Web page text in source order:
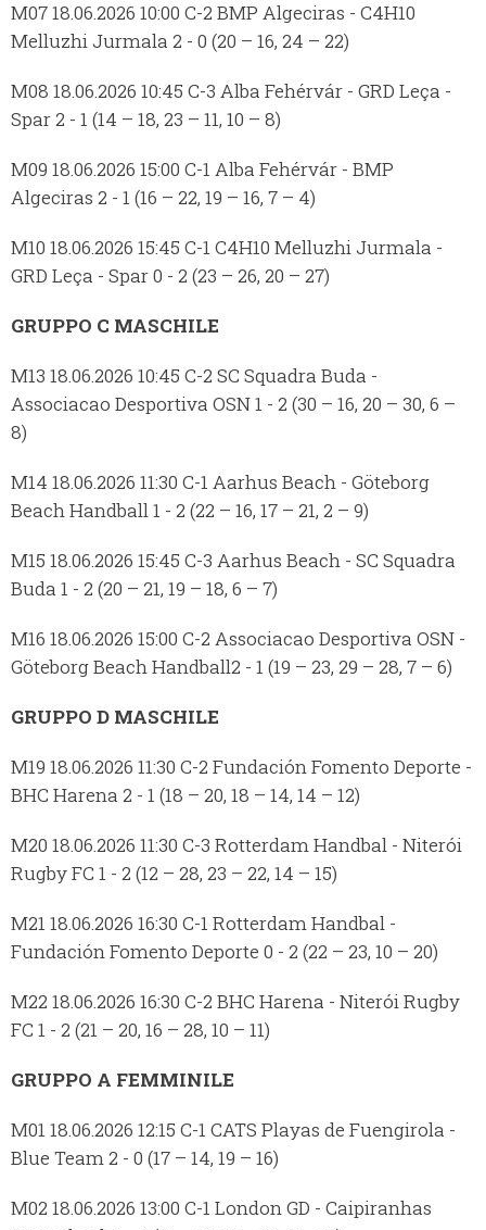
M07 18.06.2026 10:00 C-2 BMP Algeciras - C4H10
Melluzhi Jurmala 2 - 0 (20 – 16, 24 – 22)
M08 18.06.2026 10:45 C-3 Alba Fehérvár - GRD Leça -
Spar 2 - 1 (14 – 18, 23 – 11, 10 – 8)
M09 18.06.2026 15:00 C-1 Alba Fehérvár - BMP
Algeciras 2 - 1 (16 – 22, 19 – 16, 7 – 4)
M10 18.06.2026 15:45 C-1 C4H10 Melluzhi Jurmala -
GRD Leça - Spar 0 - 2 (23 – 26, 20 – 27)
GRUPPO C MASCHILE
M13 18.06.2026 10:45 C-2 SC Squadra Buda -
Associacao Desportiva OSN 1 - 2 (30 – 16, 20 – 30, 6 –
8)
M14 18.06.2026 11:30 C-1 Aarhus Beach - Göteborg
Beach Handball 1 - 2 (22 – 16, 17 – 21, 2 – 9)
M15 18.06.2026 15:45 C-3 Aarhus Beach - SC Squadra
Buda 1 - 2 (20 – 21, 19 – 18, 6 – 7)
M16 18.06.2026 15:00 C-2 Associacao Desportiva OSN -
Göteborg Beach Handball2 - 1 (19 – 23, 29 – 28, 7 – 6)
GRUPPO D MASCHILE
M19 18.06.2026 11:30 C-2 Fundación Fomento Deporte -
BHC Harena 2 - 1 (18 – 20, 18 – 14, 14 – 12)
M20 18.06.2026 11:30 C-3 Rotterdam Handbal - Niterói
Rugby FC 1 - 2 (12 – 28, 23 – 22, 14 – 15)
M21 18.06.2026 16:30 C-1 Rotterdam Handbal -
Fundación Fomento Deporte 0 - 2 (22 – 23, 10 – 20)
M22 18.06.2026 16:30 C-2 BHC Harena - Niterói Rugby
FC 1 - 2 (21 – 20, 16 – 28, 10 – 11)
GRUPPO A FEMMINILE
M01 18.06.2026 12:15 C-1 CATS Playas de Fuengirola -
Blue Team 2 - 0 (17 – 14, 19 – 16)
M02 18.06.2026 13:00 C-1 London GD - Caipiranhas